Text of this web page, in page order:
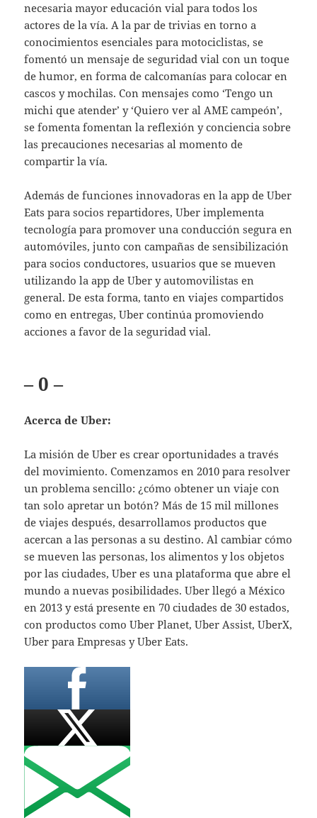
necesaria mayor educación vial para todos los
actores de la vía. A la par de trivias en torno a
conocimientos esenciales para motociclistas, se
fomentó un mensaje de seguridad vial con un toque
de humor, en forma de calcomanías para colocar en
cascos y mochilas. Con mensajes como ‘Tengo un
michi que atender’ y ‘Quiero ver al AME campeón’,
se fomenta fomentan la reflexión y conciencia sobre
las precauciones necesarias al momento de
compartir la vía.
Además de funciones innovadoras en la app de Uber
Eats para socios repartidores, Uber implementa
tecnología para promover una conducción segura en
automóviles, junto con campañas de sensibilización
para socios conductores, usuarios que se mueven
utilizando la app de Uber y automovilistas en
general. De esta forma, tanto en viajes compartidos
como en entregas, Uber continúa promoviendo
acciones a favor de la seguridad vial.
– 0 –
Acerca de Uber:
La misión de Uber es crear oportunidades a través
del movimiento. Comenzamos en 2010 para resolver
un problema sencillo: ¿cómo obtener un viaje con
tan solo apretar un botón? Más de 15 mil millones
de viajes después, desarrollamos productos que
acercan a las personas a su destino. Al cambiar cómo
se mueven las personas, los alimentos y los objetos
por las ciudades, Uber es una plataforma que abre el
mundo a nuevas posibilidades. Uber llegó a México
en 2013 y está presente en 70 ciudades de 30 estados,
con productos como Uber Planet, Uber Assist, UberX,
Uber para Empresas y Uber Eats.